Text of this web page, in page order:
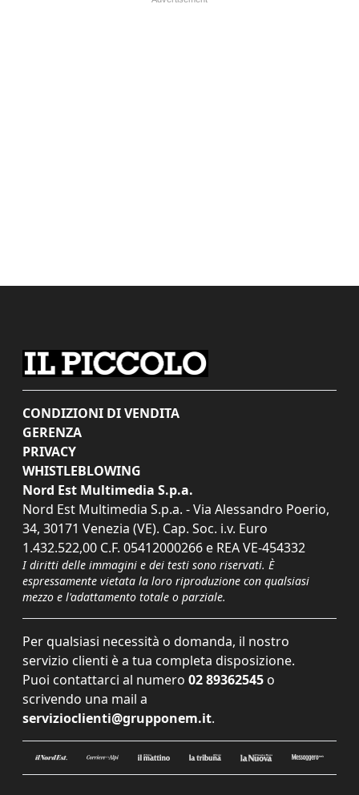
CONDIZIONI DI VENDITA
GERENZA
PRIVACY
WHISTLEBLOWING
Nord Est Multimedia S.p.a.
Nord Est Multimedia S.p.a. - Via Alessandro Poerio,
34, 30171 Venezia (VE). Cap. Soc. i.v. Euro
1.432.522,00 C.F. 05412000266 e REA VE-454332
I diritti delle immagini e dei testi sono riservati. È
espressamente vietata la loro riproduzione con qualsiasi
mezzo e l'adattamento totale o parziale.
Per qualsiasi necessità o domanda, il nostro
servizio clienti è a tua completa disposizione.
Puoi contattarci al numero 02 89362545 o
scrivendo una mail a
servizioclienti@grupponem.it.